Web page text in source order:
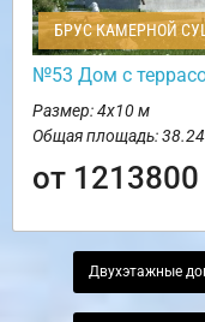
БРУС КАМЕРНОЙ
№53 Дом с
Размер: 4х10 м
Общая площадь: 38.24
от 1213800
Двухэтажные